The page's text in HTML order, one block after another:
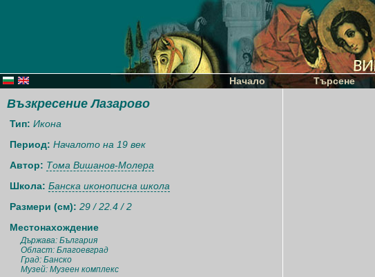
Начало Търсене
Възкресение Лазарово
Тип: Икона
Период: Началото на 19 век
Автор: Тома Вишанов-Молера
Школа: Банска иконописна школа
Размери (см): 29 / 22.4 / 2
Местонахождение
Държава: България
Област: Благоевград
Град: Банско
Музей: Музеен комплекс